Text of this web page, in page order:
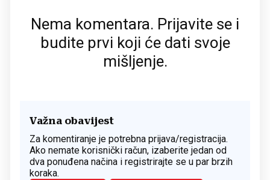
Nema komentara. Prijavite se i
budite prvi koji će dati svoje
mišljenje.
Važna obavijest
Za komentiranje je potrebna prijava/registracija.
Ako nemate korisnički račun, izaberite jedan od
dva ponuđena načina i registrirajte se u par brzih
koraka.